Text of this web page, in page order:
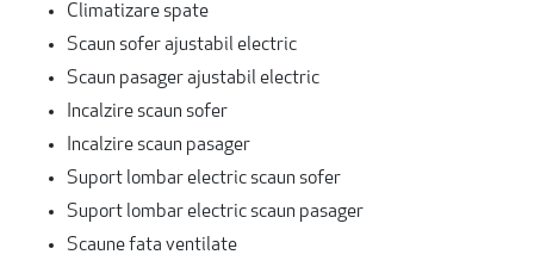
Climatizare spate
Scaun sofer ajustabil electric
Scaun pasager ajustabil electric
Incalzire scaun sofer
Incalzire scaun pasager
Suport lombar electric scaun sofer
Suport lombar electric scaun pasager
Scaune fata ventilate